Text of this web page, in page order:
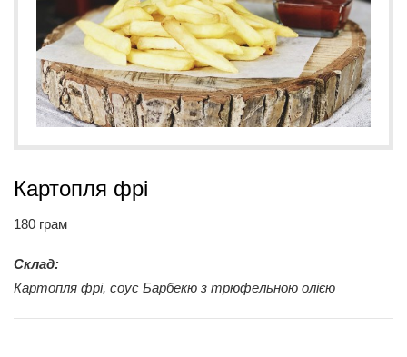
Картопля фрі
180 грам
Склад:
Картопля фрі, соус Барбекю з трюфельною олією